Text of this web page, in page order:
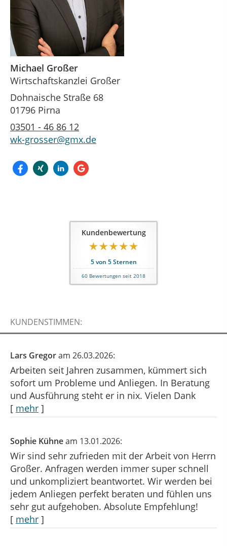
Michael Großer
Wirtschaftskanzlei Großer
Dohnaische Straße 68
01796 Pirna
03501 - 46 86 12
wk-grosser@gmx.de
Kundenbewertung
5von 5Sternen
60 Bewertungen seit 2018
KUNDENSTIMMEN:
Lars Gregoram 26.03.2026:
Arbeiten seit Jahren zusammen, kümmert sich
sofort um Probleme und Anliegen. In Beratung
und Ausführung steht er in nix. Vielen Dank
[ mehr ]
Sophie Kühneam 13.01.2026:
Wir sind sehr zufrieden mit der Arbeit von Herrn
Großer. Anfragen werden immer super schnell
und unkompliziert beantwortet. Wir werden bei
jedem Anliegen perfekt beraten und fühlen uns
sehr gut aufgehoben. Absolute Empfehlung!
[ mehr ]